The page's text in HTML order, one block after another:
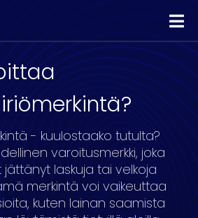
Vippi
Lainaa
Lainat
Lainat
- kuulostaako tutulta?
varoitusmerkki, joka
laskuja tai velkoja
merkintä voi vaikeuttaa
kuten lainan saamista